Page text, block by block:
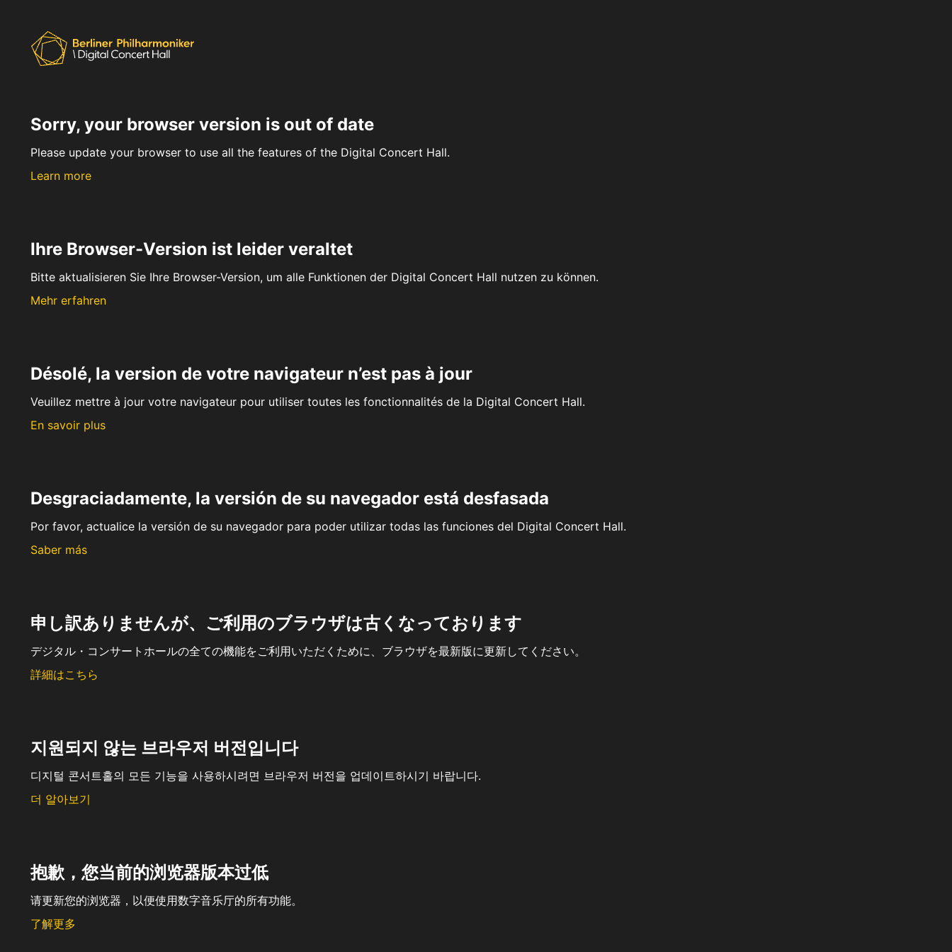
Sorry, your browser version is out of date
Please update your browser to use all the features of the Digital Concert Hall.
Learn more
Ihre Browser-Version ist leider veraltet
Bitte aktualisieren Sie Ihre Browser-Version, um alle Funktionen der Digital Concert Hall nutzen zu können.
Mehr erfahren
Désolé, la version de votre navigateur n’est pas à jour
Veuillez mettre à jour votre navigateur pour utiliser toutes les fonctionnalités de la Digital Concert Hall.
En savoir plus
Desgraciadamente, la versión de su navegador está desfasada
Por favor, actualice la versión de su navegador para poder utilizar todas las funciones del Digital Concert Hall.
Saber más
申し訳ありませんが、ご利用のブラウザは古くなっております
デジタル・コンサートホールの全ての機能をご利用いただくために、ブラウザを最新版に更新してください。
詳細はこちら
지원되지 않는 브라우저 버전입니다
디지털 콘서트홀의 모든 기능을 사용하시려면 브라우저 버전을 업데이트하시기 바랍니다.
더 알아보기
抱歉，您当前的浏览器版本过低
请更新您的浏览器，以便使用数字音乐厅的所有功能。
了解更多